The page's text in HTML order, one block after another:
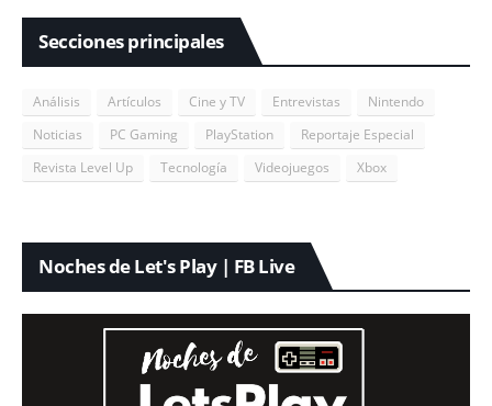
Secciones principales
Análisis Artículos Cine y TV Entrevistas
Nintendo
Noticias
PC Gaming PlayStation
Reportaje Especial
Revista Level Up
Tecnología Videojuegos Xbox
Noches de Let's Play | FB Live